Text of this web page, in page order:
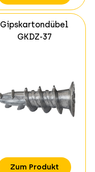
Gipskartondübel
GKDZ-37
Zum Produkt